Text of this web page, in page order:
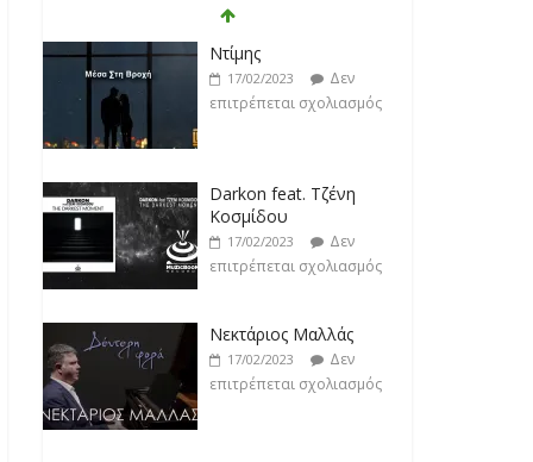
Ντίμης
17/02/2023
Δεν
επιτρέπεται σχολιασμός
Darkon feat. Τζένη
Κοσμίδου
17/02/2023
Δεν
επιτρέπεται σχολιασμός
Νεκτάριος Μαλλάς
17/02/2023
Δεν
επιτρέπεται σχολιασμός